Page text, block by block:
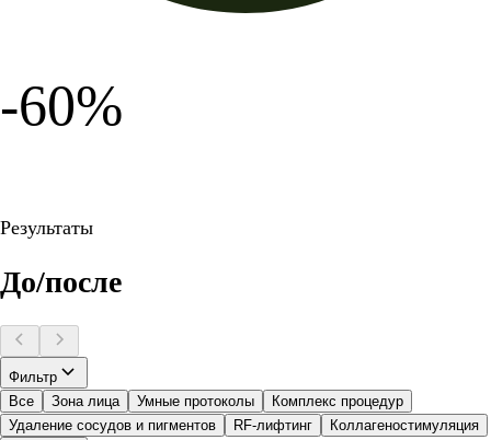
-60%
Результаты
До/после
Фильтр
Все
Зона лица Умные протоколы
Комплекс процедур
Удаление сосудов и пигментов
RF-лифтинг
Коллагеностимуляция